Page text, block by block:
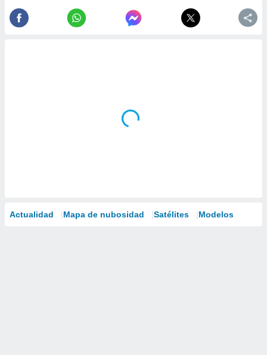
Actualidad Mapa de nubosidad Satélites Modelos